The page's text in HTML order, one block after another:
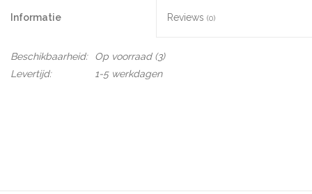
Informatie Reviews (0)
Beschikbaarheid: Op voorraad(3)
Levertijd:
1-5 werkdagen